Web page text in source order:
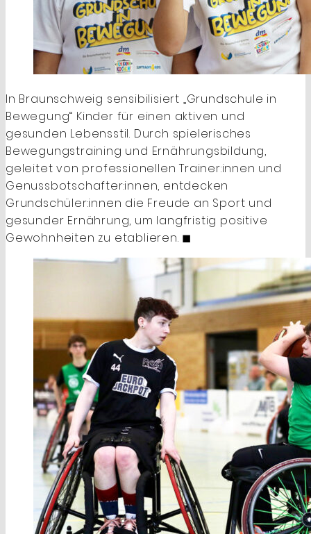
In Braunschweig sensibilisiert „Grundschule in
Bewegung“ Kinder für einen aktiven und
gesunden Lebensstil. Durch spielerisches
Bewegungstraining und Ernährungsbildung,
geleitet von professionellen Trainer:innen und
Genussbotschafter:innen, entdecken
Grundschüler:innen die Freude an Sport und
gesunder Ernährung, um langfristig positive
Gewohnheiten zu etablieren. ◼